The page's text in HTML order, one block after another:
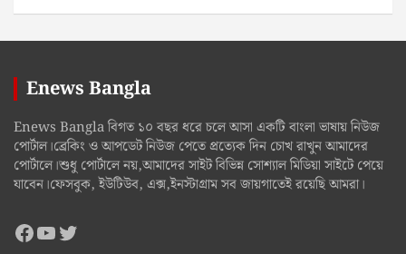
Enews Bangla
Enews Bangla বিগত ১০ বছর ধরে চলে আসা একটি বাংলা ভাষায় নিউজ
পোর্টাল।ব্রেকিং ও আপডেট নিউজ পেতে প্রত্যেক দিন চোখ রাখুন আমাদের
পোর্টালে।শুধু পোর্টালে নয়,আমাদের সাইট বিভিন্ন সোশ্যাল মিডিয়া সাইটে পেয়ে
যাবেন।ফেসবুক, ইউটিউব, এক্স,ইনস্টাগ্রাম সব জায়গাতেই রয়েছি আমরা।
Facebook
YouTube
Twitter